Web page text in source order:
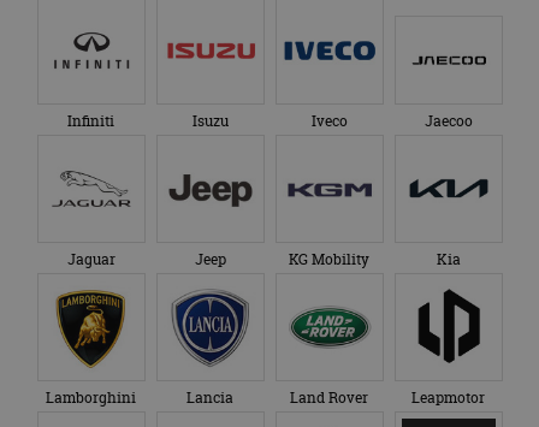
Infiniti Isuzu Iveco Jaecoo
Jaguar Jeep KG Mobility Kia
Lamborghini Lancia Land Rover Leapmotor